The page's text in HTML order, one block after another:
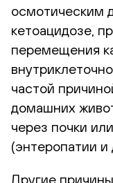
осмотическим
кетоацидозе,
перемещения
частой
домашних
через почки
(энтеропатии и
Другие